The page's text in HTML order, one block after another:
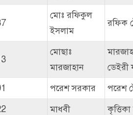
মোঃ রফিকুল
ইসলাম
রফিক
মোছাঃ
মারজাহান
ডেইরী
পরেশ সরকার
পরেশ
মাধবী